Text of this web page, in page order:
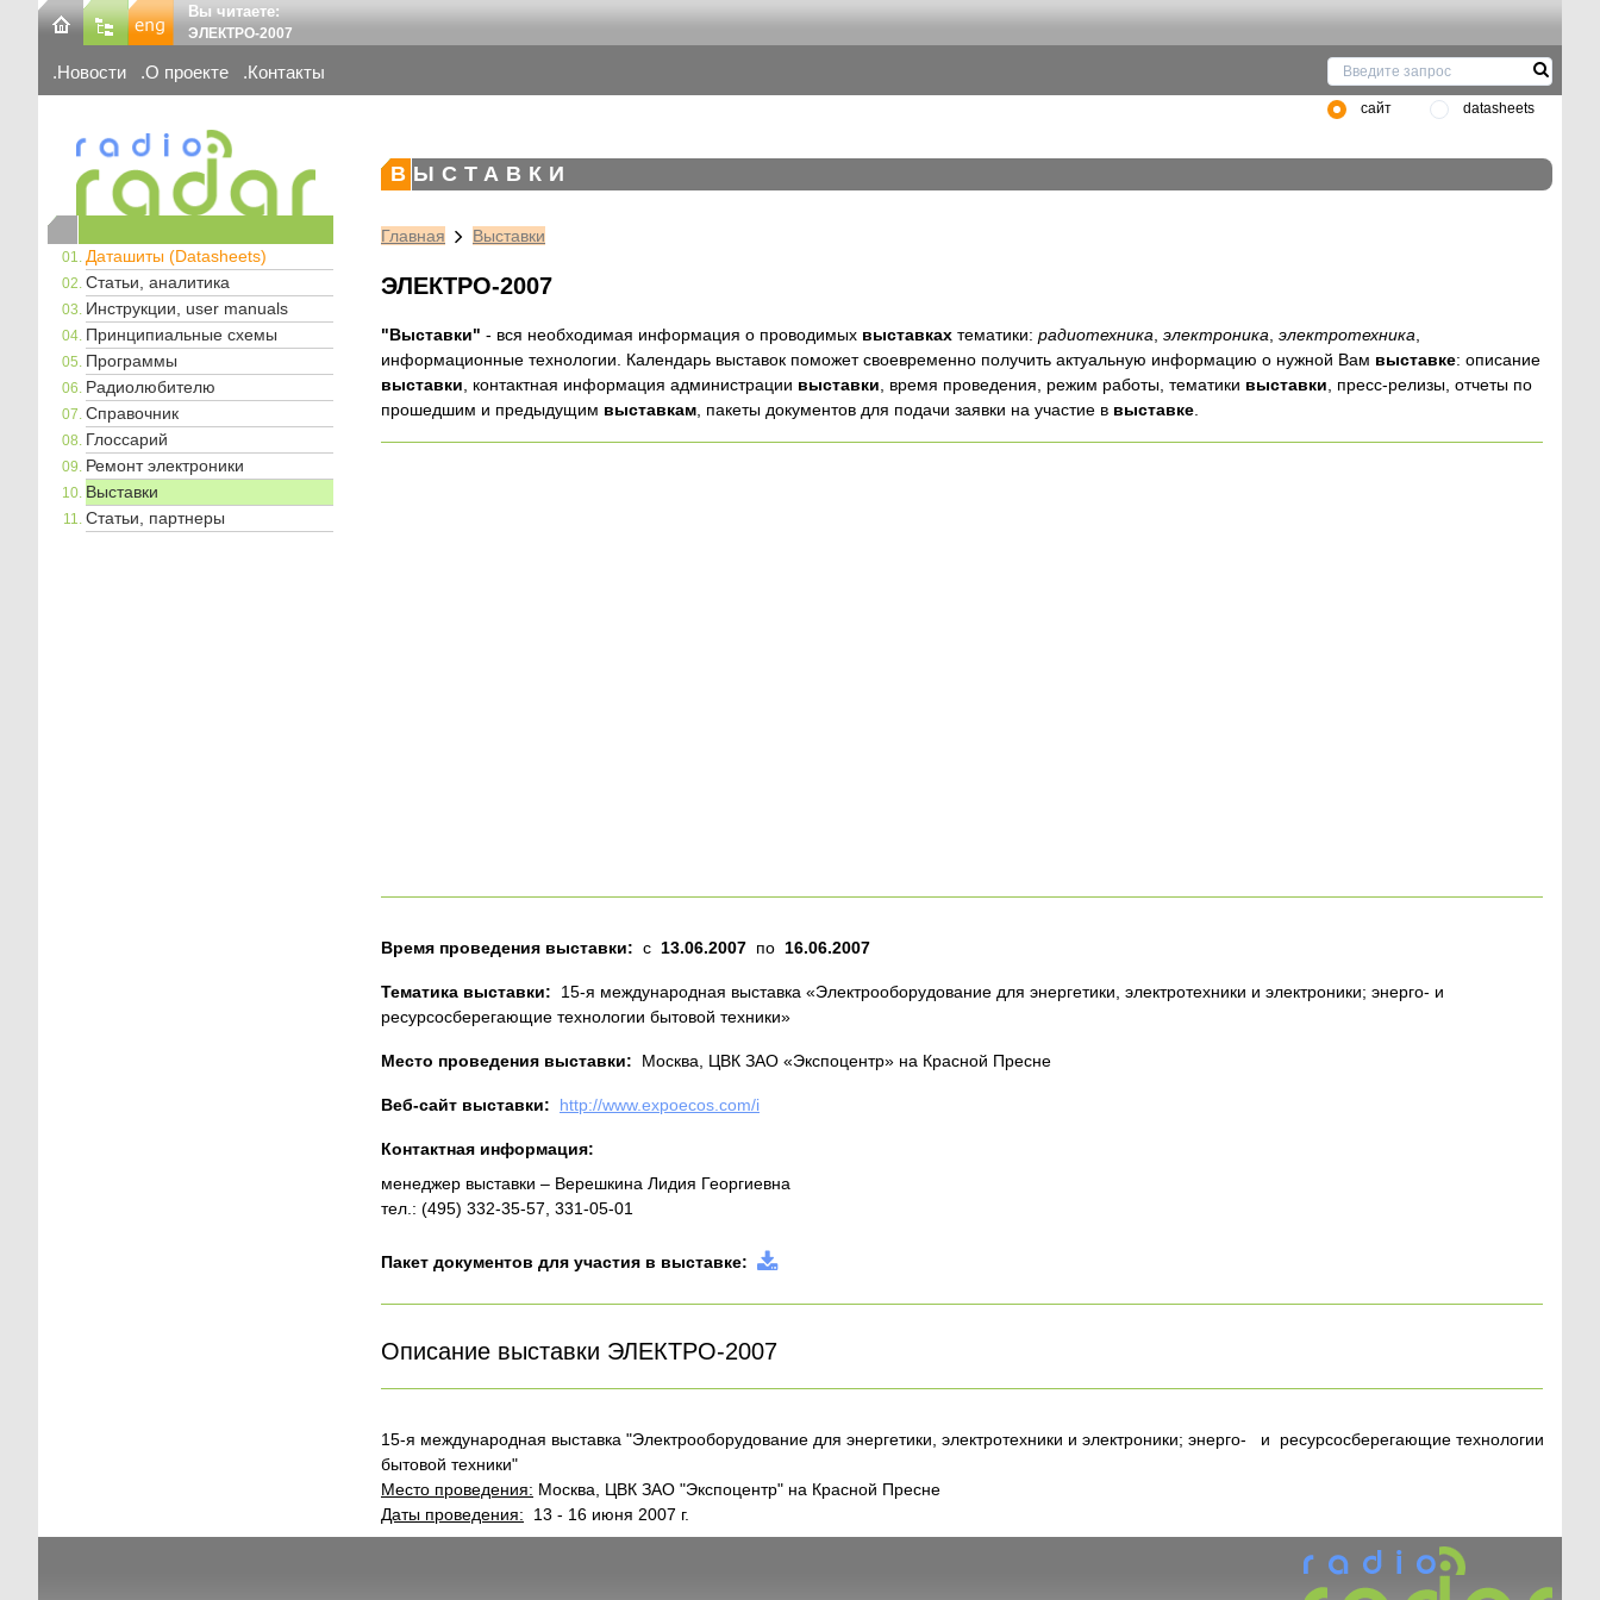
Вы читаете:
ЭЛЕКТРО-2007
Новости О проекте Контакты
сайт datasheets
Даташиты (Datasheets)
Статьи, аналитика
Инструкции, user manuals
Принципиальные схемы
Программы
Радиолюбителю
Справочник
Глоссарий
Ремонт электроники
Выставки
Статьи, партнеры
ВЫСТАВКИ
Главная Выставки
ЭЛЕКТРО-2007
"Выставки" - вся необходимая информация о проводимых выставках тематики: радиотехника, электроника, электротехника,
информационные технологии. Календарь выставок поможет своевременно получить актуальную информацию о нужной Вам выставке: описание
выставки, контактная информация администрации выставки, время проведения, режим работы, тематики выставки, пресс-релизы, отчеты по
прошедшим и предыдущим выставкам, пакеты документов для подачи заявки на участие в выставке.
Время проведения выставки: с 13.06.2007 по 16.06.2007
Тематика выставки:
15-я международная выставка «Электрооборудование для энергетики, электротехники и электроники; энерго- и
ресурсосберегающие технологии бытовой техники»
Место проведения выставки: Москва, ЦВК ЗАО «Экспоцентр» на Красной Пресне
Веб-сайт выставки: http://www.expoecos.com/i
Контактная информация:
менеджер выставки – Верешкина Лидия Георгиевна
тел.: (495) 332-35-57, 331-05-01
Пакет документов для участия в выставке:
Описание выставки ЭЛЕКТРО-2007
15-я международная выставка "Электрооборудование для энергетики, электротехники и электроники; энерго- и ресурсосберегающие технологии
бытовой техники"
Место проведения: Москва, ЦВК ЗАО "Экспоцентр" на Красной Пресне
Даты проведения: 13 - 16 июня 2007 г.